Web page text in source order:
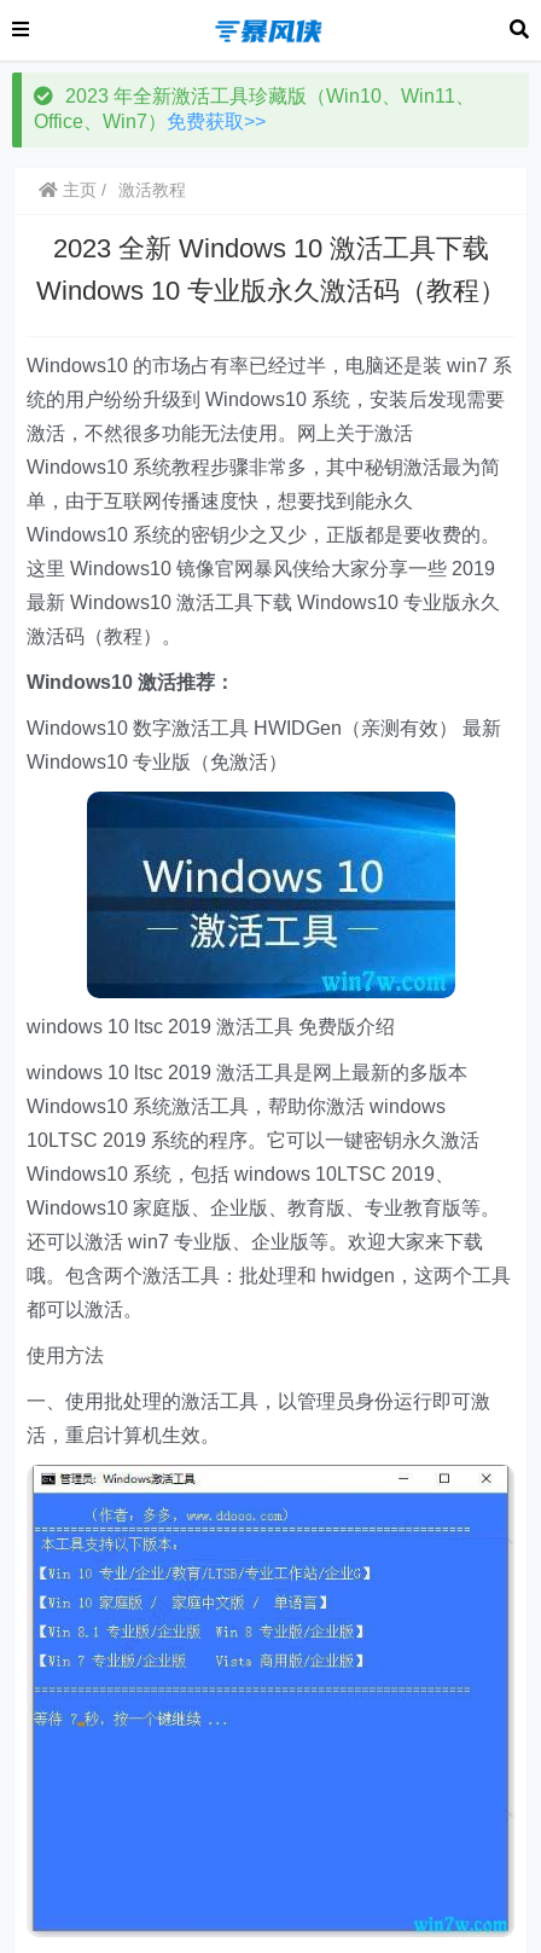
2023 年全新激活工具珍藏版（Win10、Win11、
Office、Win7） 免费获取>>
主页 激活教程
2023 全新 Windows 10 激活工具下载
Windows 10 专业版永久激活码（教程）
Windows10 的市场占有率已经过半，电脑还是装 win7 系
统的用户纷纷升级到 Windows10 系统，安装后发现需要
激活，不然很多功能无法使用。网上关于激活
Windows10 系统教程步骤非常多，其中秘钥激活最为简
单，由于互联网传播速度快，想要找到能永久
Windows10 系统的密钥少之又少，正版都是要收费的。
这里 Windows10 镜像官网暴风侠给大家分享一些 2019
最新 Windows10 激活工具下载 Windows10 专业版永久
激活码（教程）。
Windows10 激活推荐：
Windows10 数字激活工具 HWIDGen（亲测有效） 最新
Windows10 专业版（免激活）
windows 10 ltsc 2019 激活工具 免费版介绍
windows 10 ltsc 2019 激活工具是网上最新的多版本
Windows10 系统激活工具，帮助你激活 windows
10LTSC 2019 系统的程序。它可以一键密钥永久激活
Windows10 系统，包括 windows 10LTSC 2019、
Windows10 家庭版、企业版、教育版、专业教育版等。
还可以激活 win7 专业版、企业版等。欢迎大家来下载
哦。包含两个激活工具：批处理和 hwidgen，这两个工具
都可以激活。
使用方法
一、使用批处理的激活工具，以管理员身份运行即可激
活，重启计算机生效。